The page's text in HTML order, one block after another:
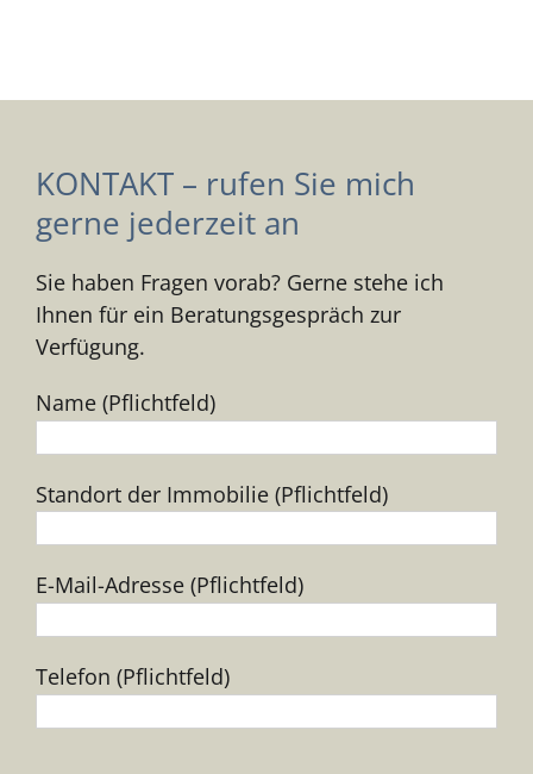
KONTAKT – rufen Sie mich
gerne jederzeit an
Sie haben Fragen vorab? Gerne stehe ich
Ihnen für ein Beratungsgespräch zur
Verfügung.
Name (Pflichtfeld)
Standort der Immobilie (Pflichtfeld)
E-Mail-Adresse (Pflichtfeld)
Telefon (Pflichtfeld)